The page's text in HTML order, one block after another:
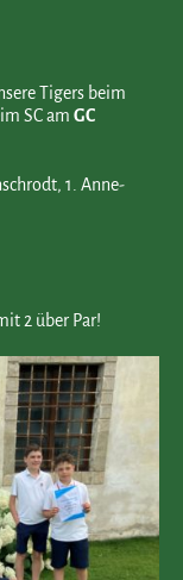
Tigers beim
SC am GC
1. Anne-
2 über Par!